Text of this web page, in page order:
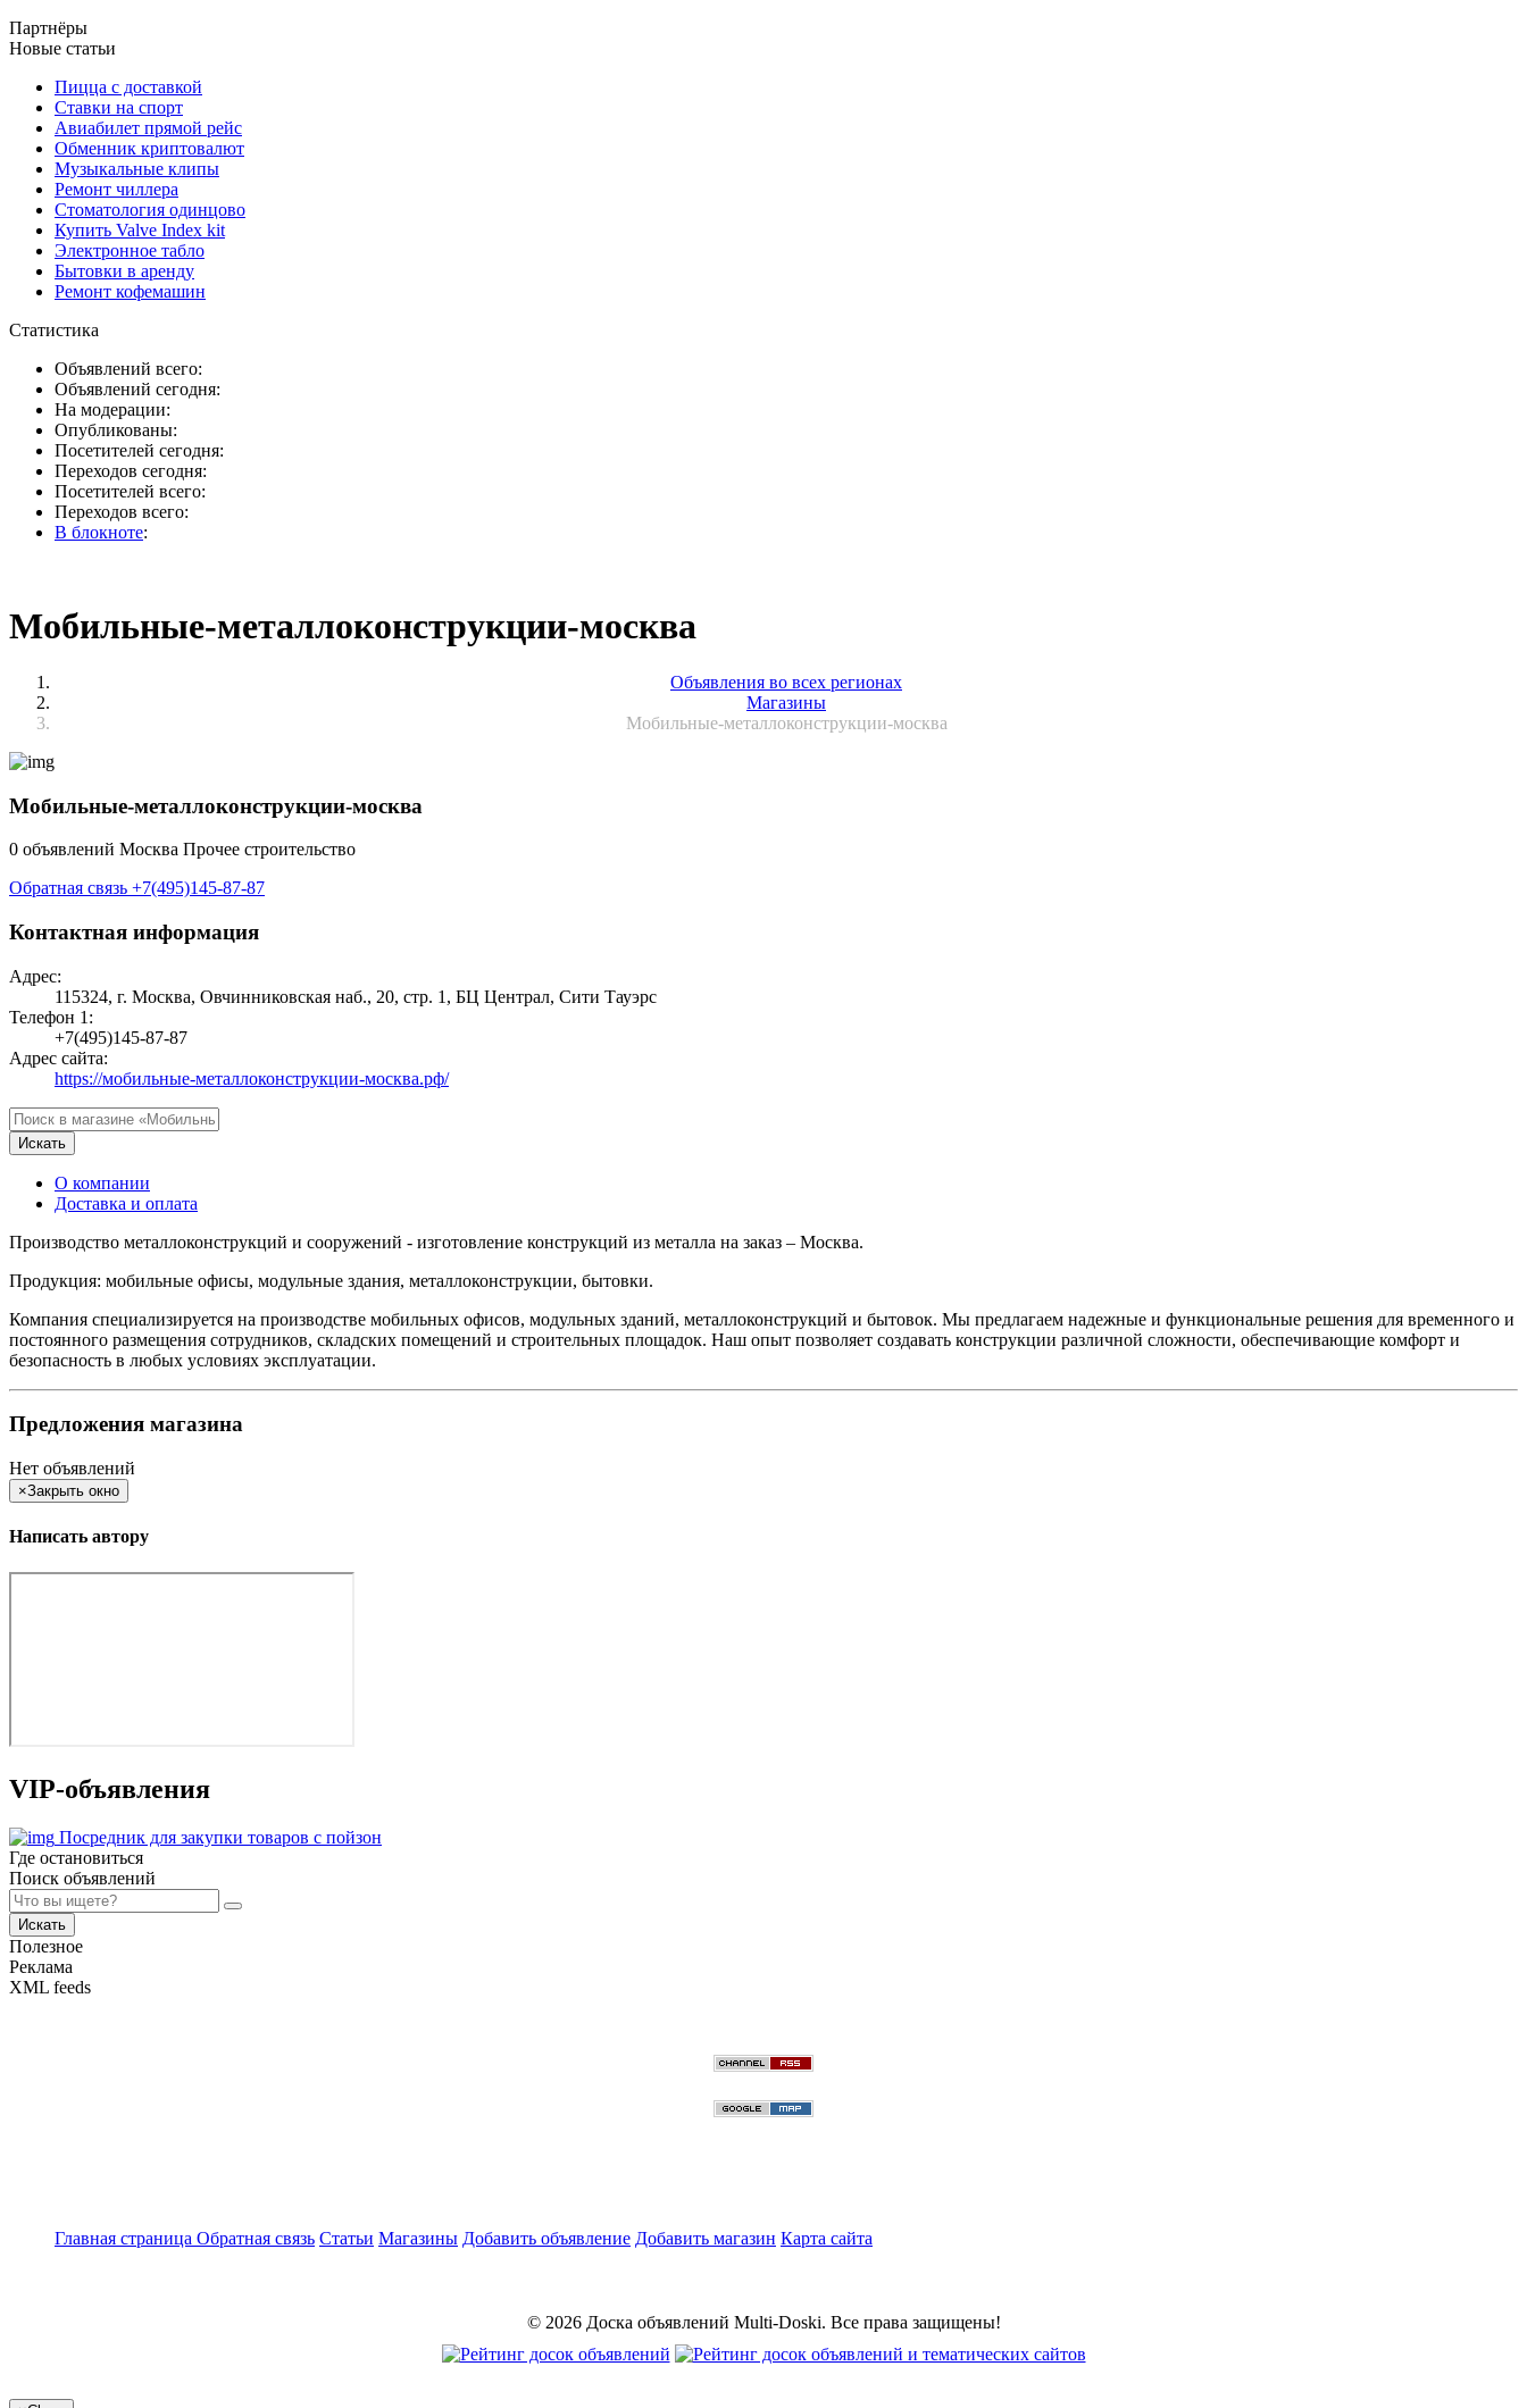
Партнёры
Новые статьи
Пицца с доставкой
Ставки на спорт
Авиабилет прямой рейс
Обменник криптовалют
Музыкальные клипы
Ремонт чиллера
Стоматология одинцово
Купить Valve Index kit
Электронное табло
Бытовки в аренду
Ремонт кофемашин
Статистика
Объявлений всего:
Объявлений сегодня:
На модерации:
Опубликованы:
Посетителей сегодня:
Переходов сегодня:
Посетителей всего:
Переходов всего:
В блокноте:
Мобильные-металлоконструкции-москва
Объявления во всех регионах
Магазины
Мобильные-металлоконструкции-москва
Мобильные-металлоконструкции-москва
0 объявлений Москва Прочее строительство
Обратная связь +7(495)145-87-87
Контактная информация
Адрес:
115324, г. Москва, Овчинниковская наб., 20, стр. 1, БЦ Централ, Сити Тауэрс
Телефон 1:
+7(495)145-87-87
Адрес сайта:
https://мобильные-металлоконструкции-москва.рф/
Искать
О компании
Доставка и оплата
Производство металлоконструкций и сооружений - изготовление конструкций из металла на заказ – Москва.
Продукция: мобильные офисы, модульные здания, металлоконструкции, бытовки.
Компания специализируется на производстве мобильных офисов, модульных зданий, металлоконструкций и бытовок. Мы предлагаем надежные и функциональные решения для временного и
постоянного размещения сотрудников, складских помещений и строительных площадок. Наш опыт позволяет создавать конструкции различной сложности, обеспечивающие комфорт и
безопасность в любых условиях эксплуатации.
Предложения магазина
Нет объявлений
×Закрыть окно
Написать автору
VIP-объявления
Посредник для закупки товаров с пойзон
Где остановиться
Поиск объявлений
Искать
Полезное
Реклама
XML feeds
Главная страница Обратная связь Статьи Магазины Добавить объявление Добавить магазин Карта сайта
© 2026 Доска объявлений Multi-Doski. Все права защищены!